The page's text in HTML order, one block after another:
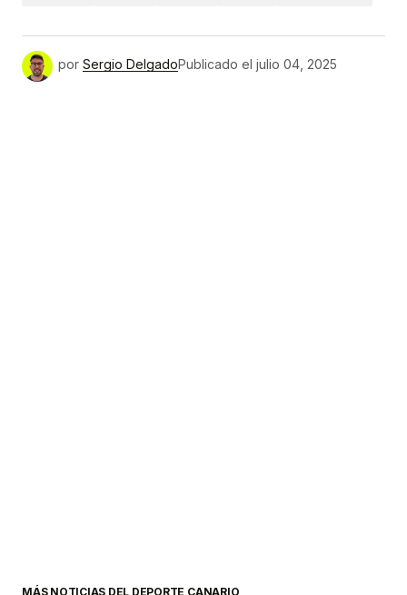
por Sergio DelgadoPublicado el julio 04, 2025
MÁS NOTICIAS DEL DEPORTE CANARIO